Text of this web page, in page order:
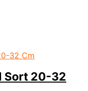
Sort 20-32